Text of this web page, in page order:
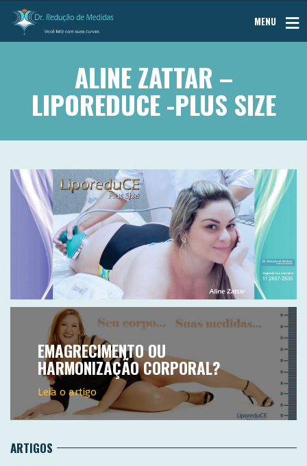
MENU
ALINE ZATTAR –
LIPOREDUCE -PLUS SIZE
EMAGRECIMENTO OU
HARMONIZAÇÃO CORPORAL?
Leia o artigo
ARTIGOS